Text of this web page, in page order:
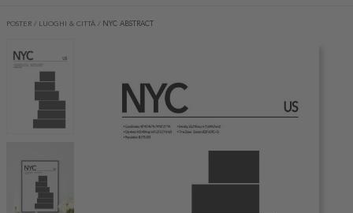
POSTER / LUOGHI & CITTÀ / NYC ABSTRACT